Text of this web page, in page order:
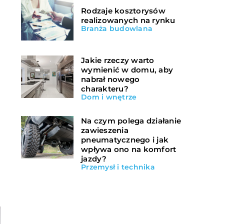
Rodzaje kosztorysów
realizowanych na rynku
Branża budowlana
Jakie rzeczy warto
wymienić w domu, aby
nabrał nowego
charakteru?
Dom i wnętrze
Na czym polega działanie
zawieszenia
pneumatycznego i jak
wpływa ono na komfort
jazdy?
Przemysł i technika